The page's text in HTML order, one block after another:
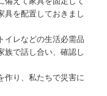
具を配置しておきまし
イレなどの生活必需品
族で話し合い、確認し
作り、私たちで災害に